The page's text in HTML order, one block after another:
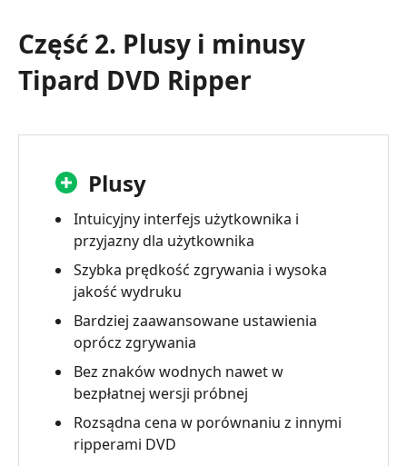
Część 2. Plusy i minusy
Tipard DVD Ripper
Plusy
Intuicyjny interfejs użytkownika i
przyjazny dla użytkownika
Szybka prędkość zgrywania i wysoka
jakość wydruku
Bardziej zaawansowane ustawienia
oprócz zgrywania
Bez znaków wodnych nawet w
bezpłatnej wersji próbnej
Rozsądna cena w porównaniu z innymi
ripperami DVD